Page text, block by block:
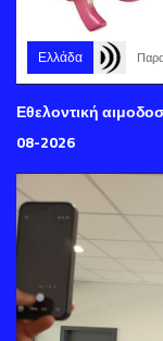
Ελλάδα
Εθελοντική
08-2026